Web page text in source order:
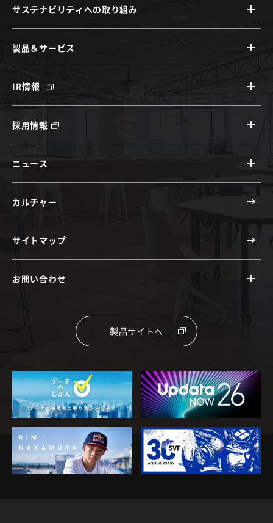
サステナビリティへの取り組み
製品＆サービス
IR情報
採用情報
ニュース
カルチャー
サイトマップ
お問い合わせ
製品サイトへ